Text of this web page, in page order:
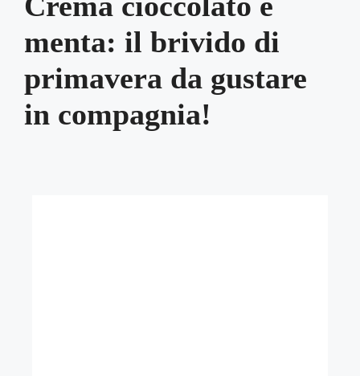
menta: il brivido di
primavera da gustare
in compagnia!